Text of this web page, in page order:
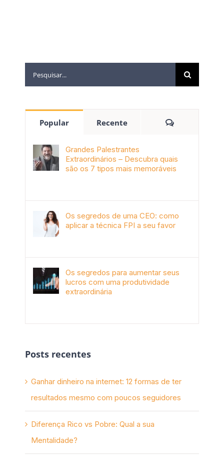
Popular Recente
Grandes Palestrantes
Extraordinários – Descubra quais
são os 7 tipos mais memoráveis
Os segredos de uma CEO: como
aplicar a técnica FPI a seu favor
Os segredos para aumentar seus
lucros com uma produtividade
extraordinária
Posts recentes
Ganhar dinheiro na internet: 12 formas de ter
resultados mesmo com poucos seguidores
Diferença Rico vs Pobre: Qual a sua
Mentalidade?